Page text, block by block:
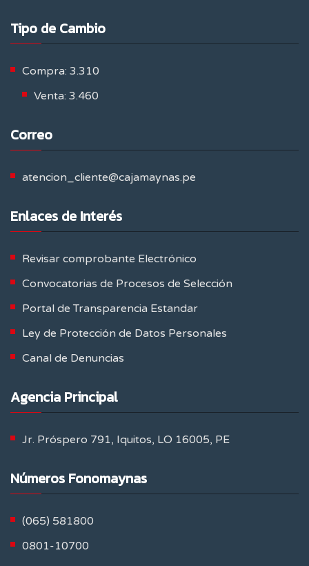
Tipo de Cambio
Compra: 3.310
Venta: 3.460
Correo
atencion_cliente@cajamaynas.pe
Enlaces de Interés
Revisar comprobante Electrónico
Convocatorias de Procesos de Selección
Portal de Transparencia Estandar
Ley de Protección de Datos Personales
Canal de Denuncias
Agencia Principal
Jr. Próspero 791, Iquitos, LO 16005, PE
Números Fonomaynas
(065) 581800
0801-10700